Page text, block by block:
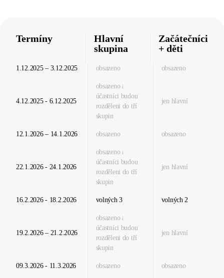
Termíny
Hlavní
skupina
Začátečníci
+ děti
1.12.2025 – 3.12.2025 obsazeno obsazeno
4.12.2025 - 6.12.2025
obsazeno i
účastníci budou
rozděleni do tří
skupin
jen hlavní
12.1.2026 – 14.1.2026 obsazeno obsazeno
22.1.2026 - 24.1.2026
obsazeno i
účastníci budou
rozděleni do tří
skupin
jen hlavní
16.2.2026 - 18.2.2026 volných3 volných2
19.2.2026 – 21.2.2026
obsazeno i
účastníci budou
rozděleni do tří
skupin
jen hlavní
09.3.2026 - 11.3.2026 obsazeno obsazeno